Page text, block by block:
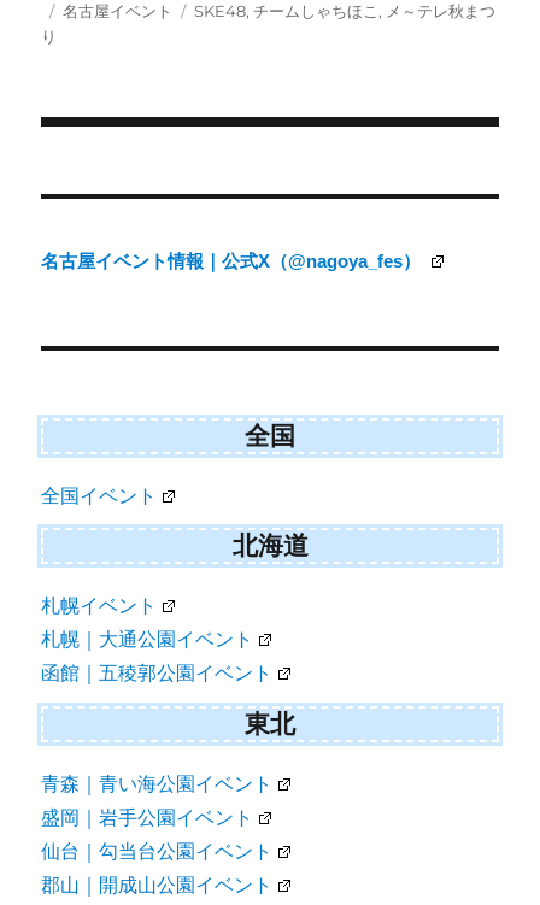
w
i
)
e
b
i
l
投
稿
カ
名古屋イベント
タ
SKE48,チームしゃちほこ , メ～テレ秋まつ
り
稿
ビ
ー
ョ
ン
名古屋イベント情報｜公式X（@nagoya_fes）
全国
全国イベント
北海道
札幌イベント
札幌｜大通公園イベント
函館｜五稜郭公園イベント
東北
青森｜青い海公園イベント
盛岡｜岩手公園イベント
仙台｜勾当台公園イベント
郡山｜開成山公園イベント